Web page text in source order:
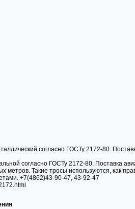
согласно ГОСТу 2172-80.
согласно ГОСТу 2172-80. Поставка
метров. Такие тросы используются, как
+7(4862)43-90-47, 43-92-47